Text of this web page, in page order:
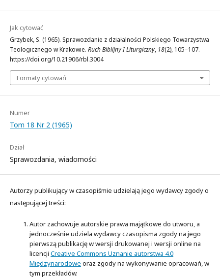
Jak cytować
Grzybek, S. (1965). Sprawozdanie z działalności Polskiego Towarzystwa
Teologicznego w Krakowie. Ruch Biblijny I Liturgiczny, 18(2), 105–107.
https://doi.org/10.21906/rbl.3004
Formaty cytowań
Numer
Tom 18 Nr 2 (1965)
Dział
Sprawozdania, wiadomości
Autorzy publikujący w czasopiśmie udzielają jego wydawcy zgody o
następującej treści:
Autor zachowuje autorskie prawa majątkowe do utworu, a
jednocześnie udziela wydawcy czasopisma zgody na jego
pierwszą publikację w wersji drukowanej i wersji online na
licencji Creative Commons Uznanie autorstwa 4.0
Międzynarodowe oraz zgody na wykonywanie opracowań, w
tym przekładów.